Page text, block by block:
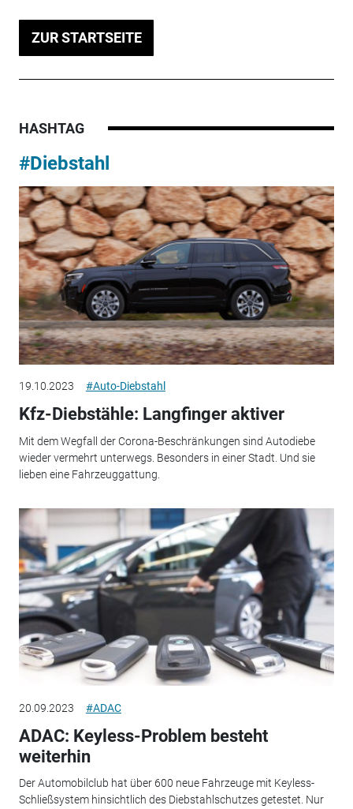
ZUR STARTSEITE
HASHTAG
#Diebstahl
19.10.2023 #Auto-Diebstahl
Kfz-Diebstähle: Langfinger aktiver
Mit dem Wegfall der Corona-Beschränkungen sind Autodiebe
wieder vermehrt unterwegs. Besonders in einer Stadt. Und sie
lieben eine Fahrzeuggattung.
20.09.2023 #ADAC
ADAC: Keyless-Problem besteht
weiterhin
Der Automobilclub hat über 600 neue Fahrzeuge mit Keyless-
Schließsystem hinsichtlich des Diebstahlschutzes getestet. Nur